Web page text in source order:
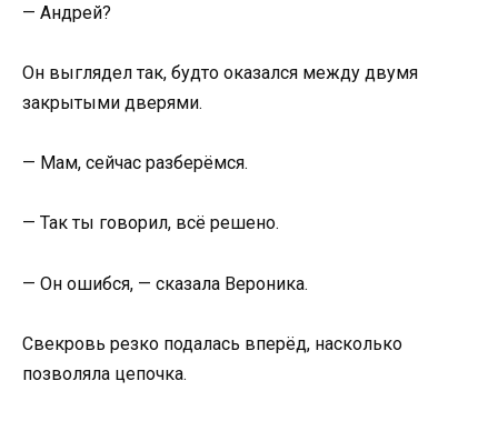
— Андрей?
Он выглядел так, будто оказался между двумя
закрытыми дверями.
— Мам, сейчас разберёмся.
— Так ты говорил, всё решено.
— Он ошибся, — сказала Вероника.
Свекровь резко подалась вперёд, насколько
позволяла цепочка.